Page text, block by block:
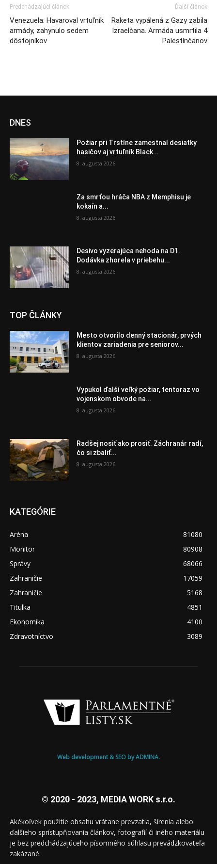
Predchádzajúci článok
Venezuela: Havaroval vrtuľník
armády, zahynulo sedem
dôstojníkov
Ďalší článok
Raketa vypálená z Gazy zabila
Izraelčana. Armáda usmrtila 4
Palestínčanov
DNES
Požiar pri Trstíne zamestnal desiatky
hasičov aj vrtuľník Black...
8. augusta 2026
Za smrťou hráča NBA z Memphisu je
kokaín a...
8. augusta 2026
Desivo vyzerajúca nehoda na D1.
Dodávka zhorela v priebehu...
8. augusta 2026
TOP ČLÁNKY
Mesto otvorilo denný stacionár, prvých
klientov zariadenia pre seniorov...
8. augusta 2026
Vypukol ďalší veľký požiar, tentoraz vo
vojenskom obvode na...
8. augusta 2026
Radšej nosiť ako prosiť. Záchranár radí,
čo si zbaliť...
8. augusta 2026
KATEGÓRIE
Aréna
81080
Monitor
80908
Správy
68066
Zahraničie
17059
Zahraničie
5168
Titulka
4851
Ekonomika
4100
Zdravotníctvo
3089
Web development & SEO by ADMINA.
© 2020 - 2023, MEDIA WORK s.r.o.
Akékoľvek použitie obsahu vrátane prevzatia, šírenia alebo
ďalšieho sprístupňovania článkov, fotografií či iného materiálu
je bez predchádzajúceho písomného súhlasu prevádzkovateľa
zakázané.